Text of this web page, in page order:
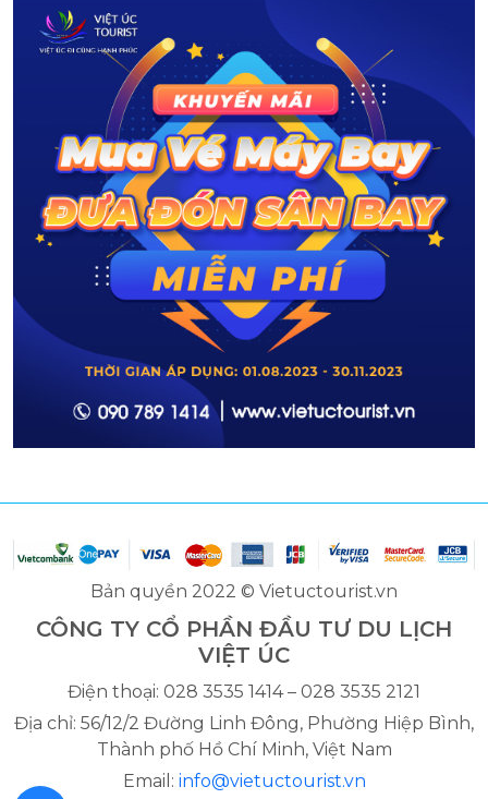
Bản quyền 2022 © Vietuctourist.vn
CÔNG TY CỔ PHẦN ĐẦU TƯ DU LỊCH
VIỆT ÚC
Điện thoại: 028 3535 1414 – 028 3535 2121
Địa chỉ: 56/12/2 Đường Linh Đông, Phường Hiệp Bình,
Thành phố Hồ Chí Minh, Việt Nam
Email: info@vietuctourist.vn